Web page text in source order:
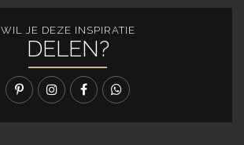
WIL JE DEZE INSPIRATIE
DELEN?